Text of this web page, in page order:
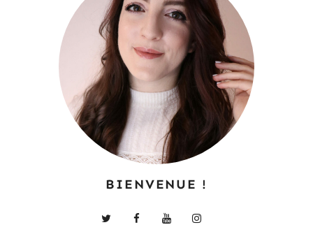
BIENVENUE !